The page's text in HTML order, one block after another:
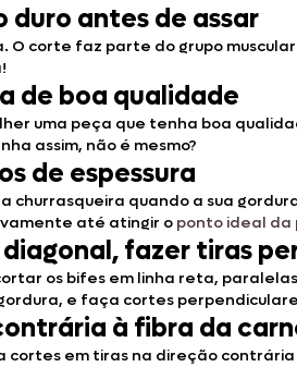
duro antes de assar
corte faz parte do grupo
de boa qualidade
uma peça que tenha boa
assim, não é mesmo?
de espessura
churrasqueira quando a sua
até atingir o ponto ideal da
fazer tiras
os bifes em linha reta,
e faça cortes
à fibra da
em tiras na direção contrária